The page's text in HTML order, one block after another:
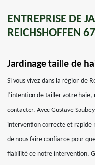
ENTREPRISE DE
REICHSHOFFEN
Jardinage taille de
Si vous vivez dans la région de
l’intention de tailler votre haie,
contacter. Avec Gustave
intervention correcte et rapide
de nous faire confiance pour
fiabilité de notre intervention.